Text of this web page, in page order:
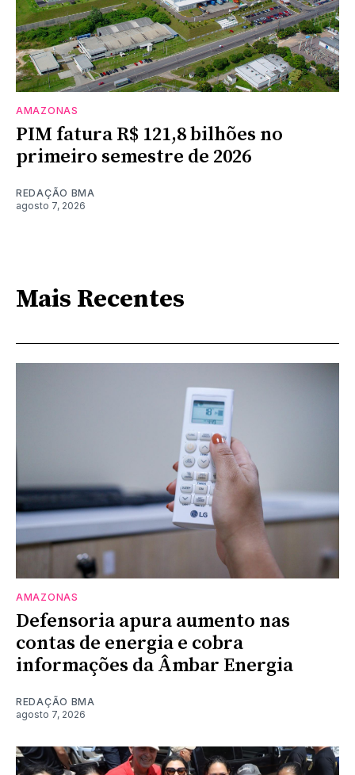
AMAZONAS
PIM fatura R$ 121,8 bilhões no
primeiro semestre de 2026
REDAÇÃO BMA
agosto 7, 2026
Mais Recentes
AMAZONAS
Defensoria apura aumento nas
contas de energia e cobra
informações da Âmbar Energia
REDAÇÃO BMA
agosto 7, 2026